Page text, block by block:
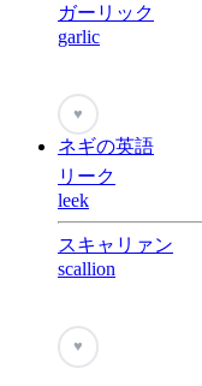
ガーリック
garlic
♥
ネギの英語
リーク
leek
スキャリァン
scallion
♥